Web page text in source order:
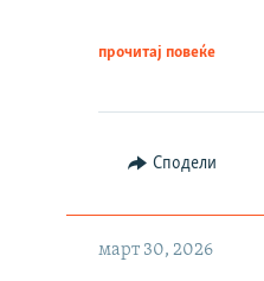
прочитај повеќе
Сподели
март 30, 2026